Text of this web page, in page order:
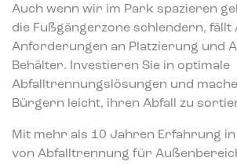
Auch wenn wir im Park spazieren
die Fußgängerzone schlendern, fällt
Anforderungen an Platzierung und
Behälter. Investieren Sie in optimale
Abfalltrennungslösungen und
Bürgern leicht, ihren Abfall zu
Mit mehr als 10 Jahren Erfahrung
von Abfalltrennung für